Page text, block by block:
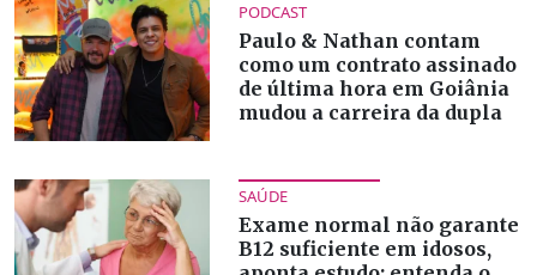
PODCAST
Paulo & Nathan contam
como um contrato assinado
de última hora em Goiânia
mudou a carreira da dupla
SAÚDE
Exame normal não garante
B12 suficiente em idosos,